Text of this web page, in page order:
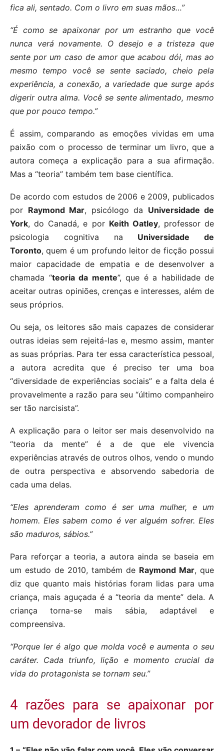
fica ali, sentado. Com o livro em suas mãos…”
“É como se apaixonar por um estranho que você
nunca verá novamente. O desejo e a tristeza que
sente por um caso de amor que acabou dói, mas ao
mesmo tempo você se sente saciado, cheio pela
experiência, a conexão, a variedade que surge após
digerir outra alma. Você se sente alimentado, mesmo
que por pouco tempo.”
É assim, comparando as emoções vividas em uma
paixão com o processo de terminar um livro, que a
autora começa a explicação para a sua afirmação.
Mas a “teoria” também tem base científica.
De acordo com estudos de 2006 e 2009, publicados
por Raymond Mar, psicólogo da Universidade de
York, do Canadá, e por Keith Oatley, professor de
psicologia cognitiva na Universidade de
Toronto, quem é um profundo leitor de ficção possui
maior capacidade de empatia e de desenvolver a
chamada “teoria da mente”, que é a habilidade de
aceitar outras opiniões, crenças e interesses, além de
seus próprios.
Ou seja, os leitores são mais capazes de considerar
outras ideias sem rejeitá-las e, mesmo assim, manter
as suas próprias. Para ter essa característica pessoal,
a autora acredita que é preciso ter uma boa
“diversidade de experiências sociais” e a falta dela é
provavelmente a razão para seu “último companheiro
ser tão narcisista”.
A explicação para o leitor ser mais desenvolvido na
“teoria da mente” é a de que ele vivencia
experiências através de outros olhos, vendo o mundo
de outra perspectiva e absorvendo sabedoria de
cada uma delas.
“Eles aprenderam como é ser uma mulher, e um
homem. Eles sabem como é ver alguém sofrer. Eles
são maduros, sábios.”
Para reforçar a teoria, a autora ainda se baseia em
um estudo de 2010, também de Raymond Mar, que
diz que quanto mais histórias foram lidas para uma
criança, mais aguçada é a “teoria da mente” dela. A
criança torna-se mais sábia, adaptável e
compreensiva.
“Porque ler é algo que molda você e aumenta o seu
caráter. Cada triunfo, lição e momento crucial da
vida do protagonista se tornam seu.”
4 razões para se apaixonar por
um devorador de livros